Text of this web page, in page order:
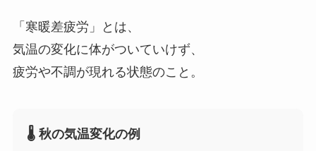
「寒暖差疲労」とは、
気温の変化に体がついていけず、
疲労や不調が現れる状態のこと。
🌡️ 秋の気温変化の例